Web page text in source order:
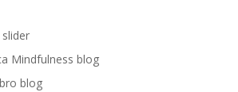
Mindfulness blog
blog